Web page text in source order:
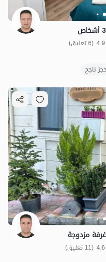
4.9 (6 تعليق)
مزدوجة
4.6 (11 تعليق)